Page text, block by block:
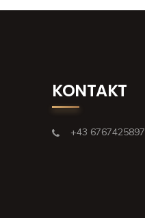
KONTAKT
+43 6767425897